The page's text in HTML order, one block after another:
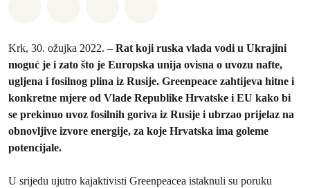
Krk, 30. ožujka 2022. – Rat koji ruska vlada vodi u Ukrajini
moguć je i zato što je Europska unija ovisna o uvozu nafte,
ugljena i fosilnog plina iz Rusije. Greenpeace zahtijeva hitne i
konkretne mjere od Vlade Republike Hrvatske i EU kako bi
se prekinuo uvoz fosilnih goriva iz Rusije i ubrzao prijelaz na
obnovljive izvore energije, za koje Hrvatska ima goleme
potencijale.
U srijedu ujutro kajaktivisti Greenpeacea istaknuli su poruku